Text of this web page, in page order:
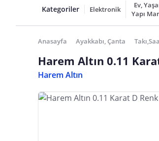
Kategoriler Elektronik
Ev,
Yapı
Anasayfa Ayakkabı, Çanta
Harem Altın 0.11
Harem Altın